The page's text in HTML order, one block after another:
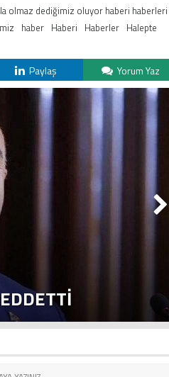
olmaz dediğimiz oluyor haberi haberleri
haber Haberi Haberler Halepte
Paylaş Yorum Yaz